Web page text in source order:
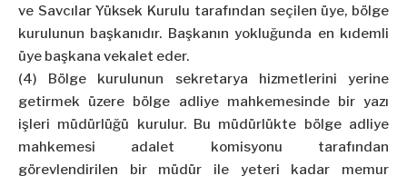
ve Savcılar Yüksek Kurulu tarafından seçilen üye, bölge
kurulunun başkanıdır. Başkanın yokluğunda en kıdemli
üye başkana vekalet eder.
(4) Bölge kurulunun sekretarya hizmetlerini yerine
getirmek üzere bölge adliye mahkemesinde bir yazı
işleri müdürlüğü kurulur. Bu müdürlükte bölge adliye
mahkemesi adalet komisyonu tarafından
görevlendirilen bir müdür ile yeteri kadar memur